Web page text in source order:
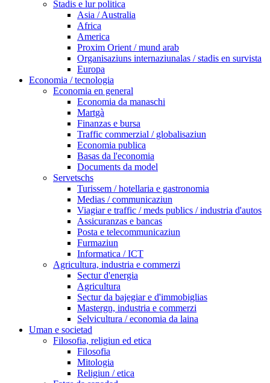
Stadis e lur politica
Asia / Australia
Africa
America
Proxim Orient / mund arab
Organisaziuns internaziunalas / stadis en survista
Europa
Economia / tecnologia
Economia en general
Economia da manaschi
Martgà
Finanzas e bursa
Traffic commerzial / globalisaziun
Economia publica
Basas da l'economia
Documents da model
Servetschs
Turissem / hotellaria e gastronomia
Medias / communicaziun
Viagiar e traffic / meds publics / industria d'autos
Assicuranzas e bancas
Posta e telecommunicaziun
Furmaziun
Informatica / ICT
Agricultura, industria e commerzi
Sectur d'energia
Agricultura
Sectur da bajegiar e d'immobiglias
Mastergn, industria e commerzi
Selvicultura / economia da laina
Uman e societad
Filosofia, religiun ed etica
Filosofia
Mitologia
Religiun / etica